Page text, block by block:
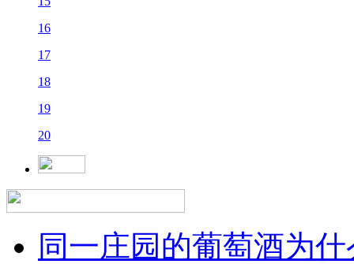
16
17
18
19
20
同一庄园的葡萄酒为